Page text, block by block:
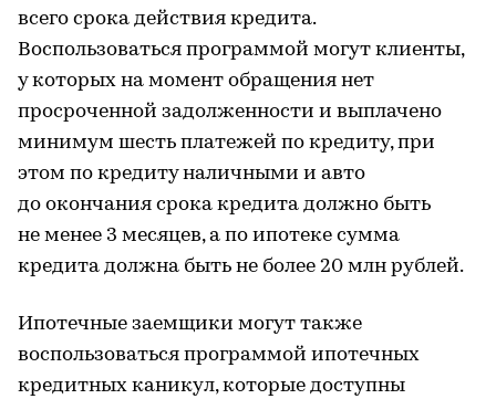
всего срока действия кредита.
Воспользоваться программой могут клиенты,
у которых на момент обращения нет
просроченной задолженности и выплачено
минимум шесть платежей по кредиту, при
этом по кредиту наличными и авто
до окончания срока кредита должно быть
не менее 3 месяцев, а по ипотеке сумма
кредита должна быть не более 20 млн рублей.
Ипотечные заемщики могут также
воспользоваться программой ипотечных
кредитных каникул, которые доступны